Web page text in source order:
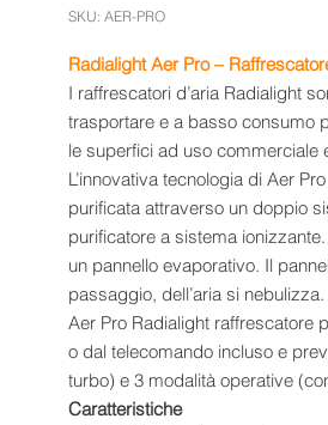
SKU: AER-PRO
Radialight Aer Pro –
I raffrescatori d’aria Radialight
trasportare e a basso consumo
le superfici ad uso commerciale
L’innovativa tecnologia di Aer
purificata attraverso un doppio
purificatore a sistema
un pannello evaporativo. Il
passaggio, dell’aria si nebulizza.
Aer Pro Radialight raffrescatore
o dal telecomando incluso e
turbo) e 3 modalità operative
Caratteristiche